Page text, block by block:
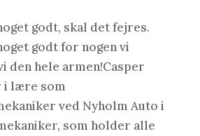
godt, skal det fejres.
godt for nogen vi
den hele armen!Casper
i lære som
ved Nyholm Auto i
som holder alle